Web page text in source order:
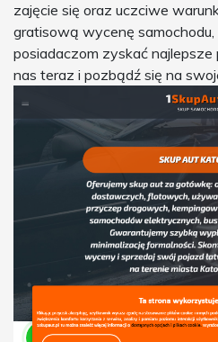
zajęcie się oraz uczciwe
gratisową wycenę
posiadaczom zyskać
nas teraz i pozbądź się na